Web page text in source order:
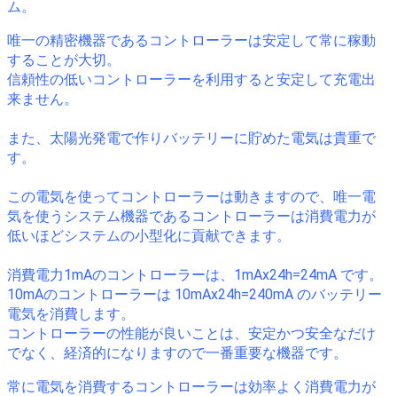
ム。
唯一の精密機器であるコントローラーは安定して常に稼動
することが大切。
信頼性の低いコントローラーを利用すると安定して充電出
来ません。
また、太陽光発電で作りバッテリーに貯めた電気は貴重で
す。
この電気を使ってコントローラーは動きますので、唯一電
気を使うシステム機器であるコントローラーは消費電力が
低いほどシステムの小型化に貢献できます。
消費電力1mAのコントローラーは、1mAx24h=24mA です。
10mAのコントローラーは 10mAx24h=240mA のバッテリー
電気を消費します。
コントローラーの性能が良いことは、安定かつ安全なだけ
でなく、経済的になりますので一番重要な機器です。
常に電気を消費するコントローラーは効率よく消費電力が